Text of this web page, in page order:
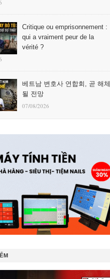
Critique ou emprisonnement :
qui a vraiment peur de la
vérité ?
베트남 변호사 연합회, 곧 해체
될 전망
07/08/2026